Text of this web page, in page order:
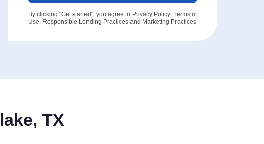
By clicking "Get started", you agree to Privacy Policy, Terms of
Use, Responsible Lending Practices and Marketing Practices
TX